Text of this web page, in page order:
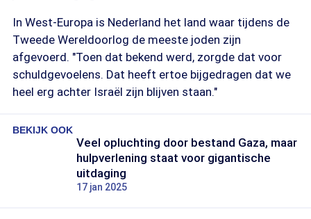
In West-Europa is Nederland het land waar tijdens de
Tweede Wereldoorlog de meeste joden zijn
afgevoerd. "Toen dat bekend werd, zorgde dat voor
schuldgevoelens. Dat heeft ertoe bijgedragen dat we
heel erg achter Israël zijn blijven staan."
BEKIJK OOK
Veel opluchting door bestand Gaza, maar
hulpverlening staat voor gigantische
uitdaging
17 jan 2025